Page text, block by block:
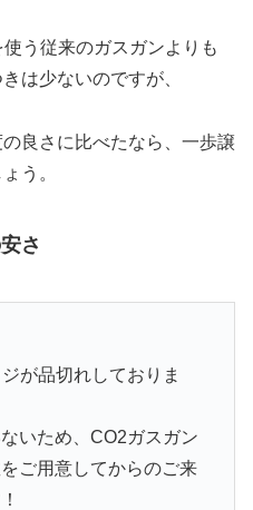
う従来のガスガンよりも
は少ないのですが、
良さに比べたなら、一歩譲
う。
さ
が品切れしておりま
いため、CO2ガスガン
ご用意してからのご来